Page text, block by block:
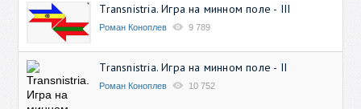
Transnistria. Игра на минном поле - III
Роман Коноплев 9 789
Transnistria. Игра на минном поле - II
Роман Коноплев 10 752